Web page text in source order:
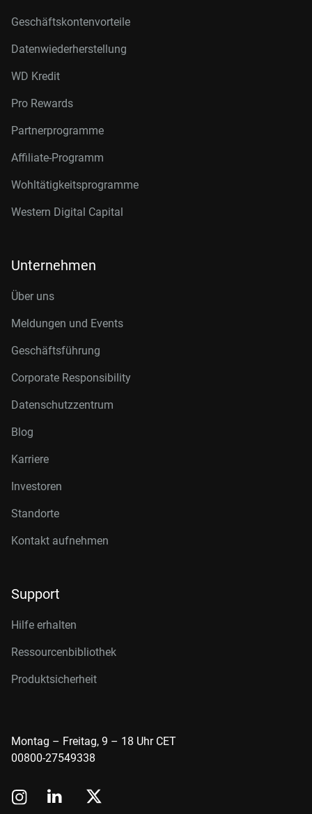
Geschäftskontenvorteile
Datenwiederherstellung
WD Kredit
Pro Rewards
Partnerprogramme
Affiliate-Programm
Wohltätigkeitsprogramme
Western Digital Capital
Unternehmen
Über uns
Meldungen und Events
Geschäftsführung
Corporate Responsibility
Datenschutzzentrum
Blog
Karriere
Investoren
Standorte
Kontakt aufnehmen
Support
Hilfe erhalten
Ressourcenbibliothek
Produktsicherheit
Montag – Freitag, 9 – 18 Uhr CET
00800-27549338